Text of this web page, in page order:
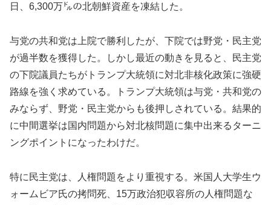
日、6,300万㌦の北朝鮮資産を凍結した。
与党の共和党は上院で勝利したが、下院では野党・民主党
が過半数を獲得した。しかし最近の動きを見ると、民主党
の下院議員たちがトランプ大統領に対北非核化政策に強硬
路線を強く求めている。トランプ大統領は与党・共和党の
みならず、野党・民主党からも後押しされている。結果的
に中間選挙は国内問題から対北核問題に集中出来るターニ
ングポイントになったわけだ。
特に民主党は、人権問題をより重視する。米国人大学生ウ
ォームビア氏の拷問死、15万政治犯収容所の人権問題な